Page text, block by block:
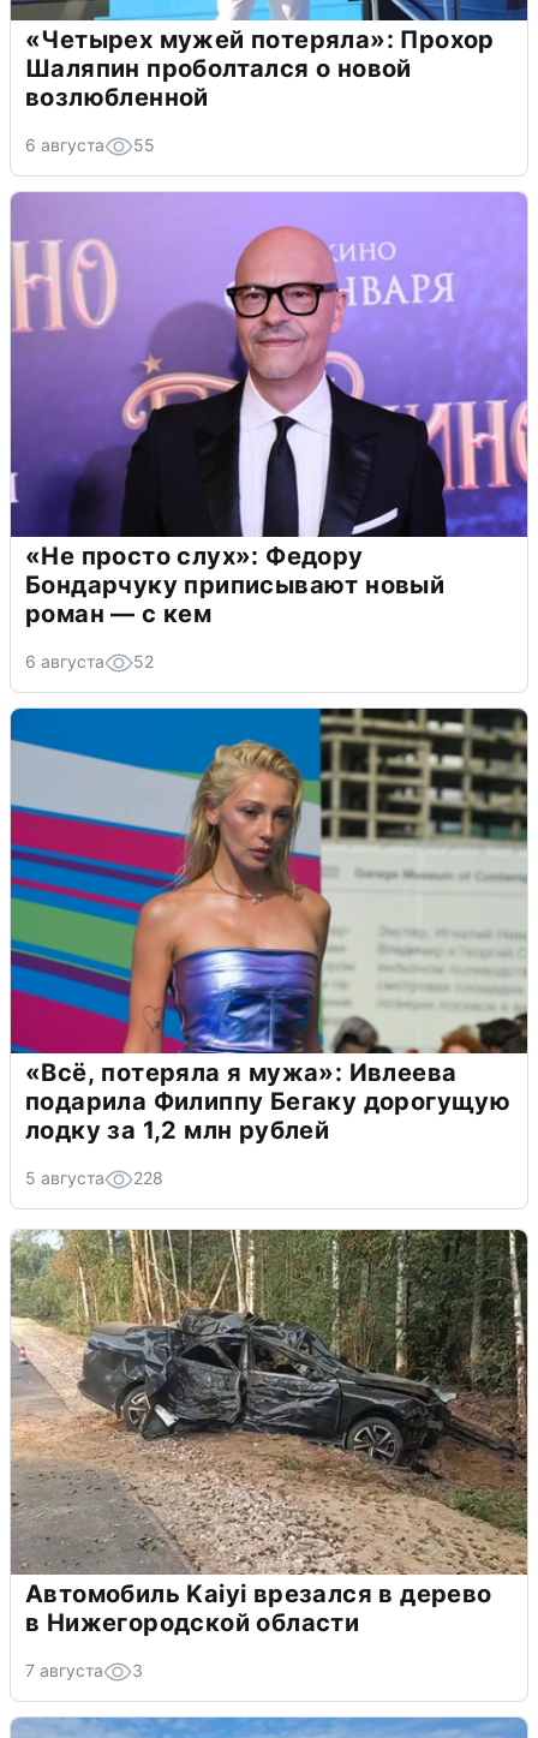
«Четырех мужей потеряла»: Прохор
Шаляпин проболтался о новой
возлюбленной
6 августа 55
«Не просто слух»: Федору
Бондарчуку приписывают новый
роман — с кем
6 августа 52
«Всё, потеряла я мужа»: Ивлеева
подарила Филиппу Бегаку дорогущую
лодку за 1,2 млн рублей
5 августа 228
Автомобиль Kaiyi врезался в дерево
в Нижегородской области
7 августа 3